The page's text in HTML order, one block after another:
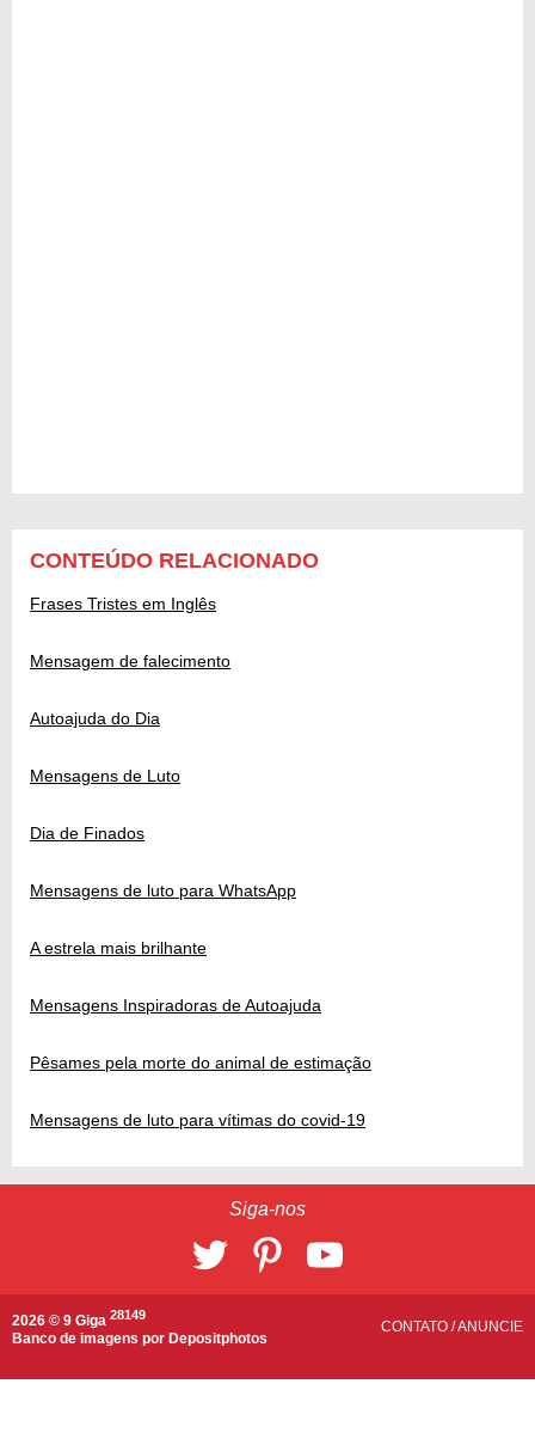
CONTEÚDO RELACIONADO
Frases Tristes em Inglês
Mensagem de falecimento
Autoajuda do Dia
Mensagens de Luto
Dia de Finados
Mensagens de luto para WhatsApp
A estrela mais brilhante
Mensagens Inspiradoras de Autoajuda
Pêsames pela morte do animal de estimação
Mensagens de luto para vítimas do covid-19
Siga-nos
2026 © 9 Giga 28149
Banco de imagens por Depositphotos
CONTATO /ANUNCIE